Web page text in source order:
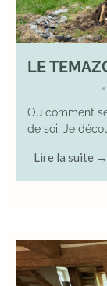
LE
•
Ou comment
de soi. Je
Lire la suite →